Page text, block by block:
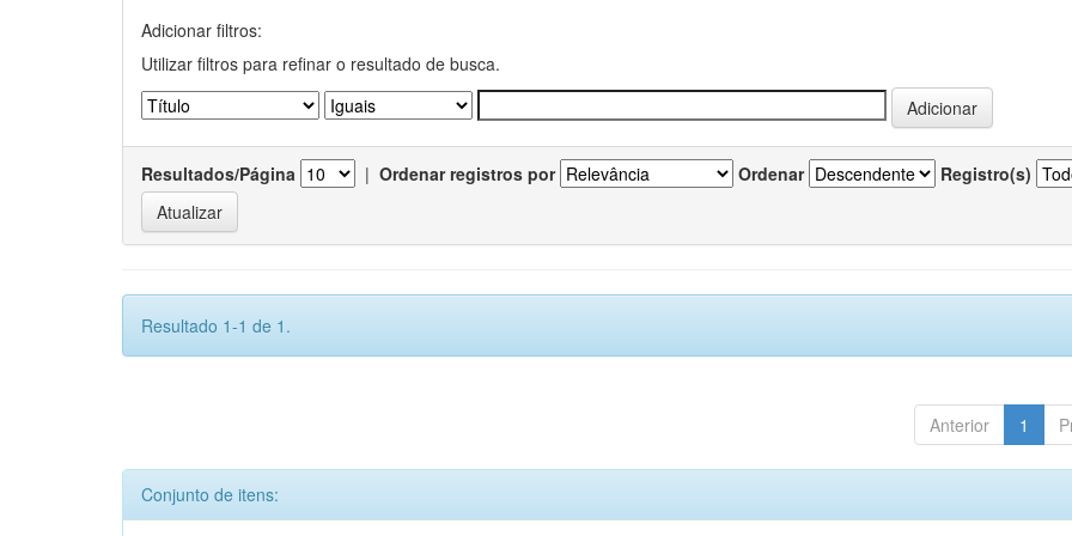
Adicionar filtros:
Utilizar filtros para refinar o resultado de busca.
Resultados/Página | Ordenar registros por Ordenar Registro(s)
Resultado 1-1 de 1.
Anterior 1
Conjunto de itens: